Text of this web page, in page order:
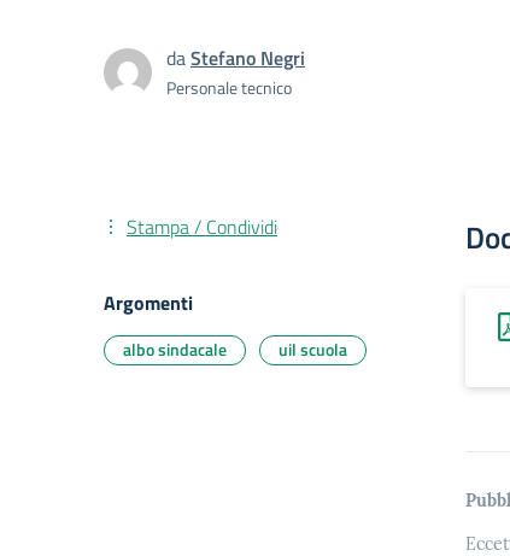
daStefano Negri
Personale tecnico
Stampa / Condividi
Argomenti
albo sindacale uil scuola